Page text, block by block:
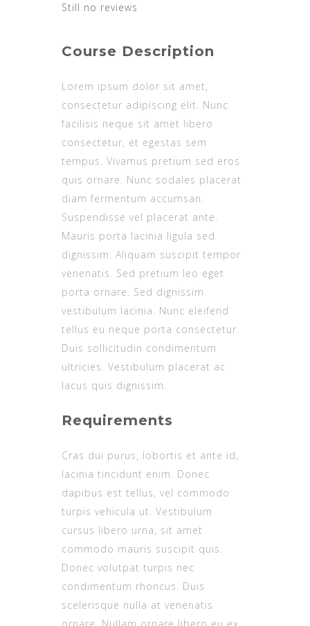
Still no reviews
Course Description
Lorem ipsum dolor sit amet,
consectetur adipiscing elit. Nunc
facilisis neque sit amet libero
consectetur, et egestas sem
tempus. Vivamus pretium sed eros
quis ornare. Nunc sodales placerat
diam fermentum accumsan.
Suspendisse vel placerat ante.
Mauris porta lacinia ligula sed
dignissim. Aliquam suscipit tempor
venenatis. Sed pretium leo eget
porta ornare. Sed dignissim
vestibulum lacinia. Nunc eleifend
tellus eu neque porta consectetur.
Duis sollicitudin condimentum
ultricies. Vestibulum placerat ac
lacus quis dignissim.
Requirements
Cras dui purus, lobortis et ante id,
lacinia tincidunt enim. Donec
dapibus est tellus, vel commodo
turpis vehicula ut. Vestibulum
cursus libero urna, sit amet
commodo mauris suscipit quis.
Donec volutpat turpis nec
condimentum rhoncus. Duis
scelerisque nulla at venenatis